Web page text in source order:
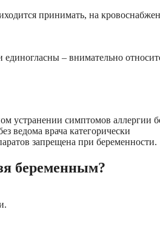
принимать, на
– внимательно
устранении симптомов аллергии
ведома врача категорически
запрещена при беременности.
беременным?